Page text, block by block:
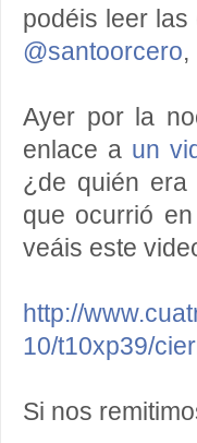
podéis leer
@santoorcero,
Ayer por la
enlace a un
¿de quién era
que ocurrió
veáis este
http://
10/t10xp39/
Si nos